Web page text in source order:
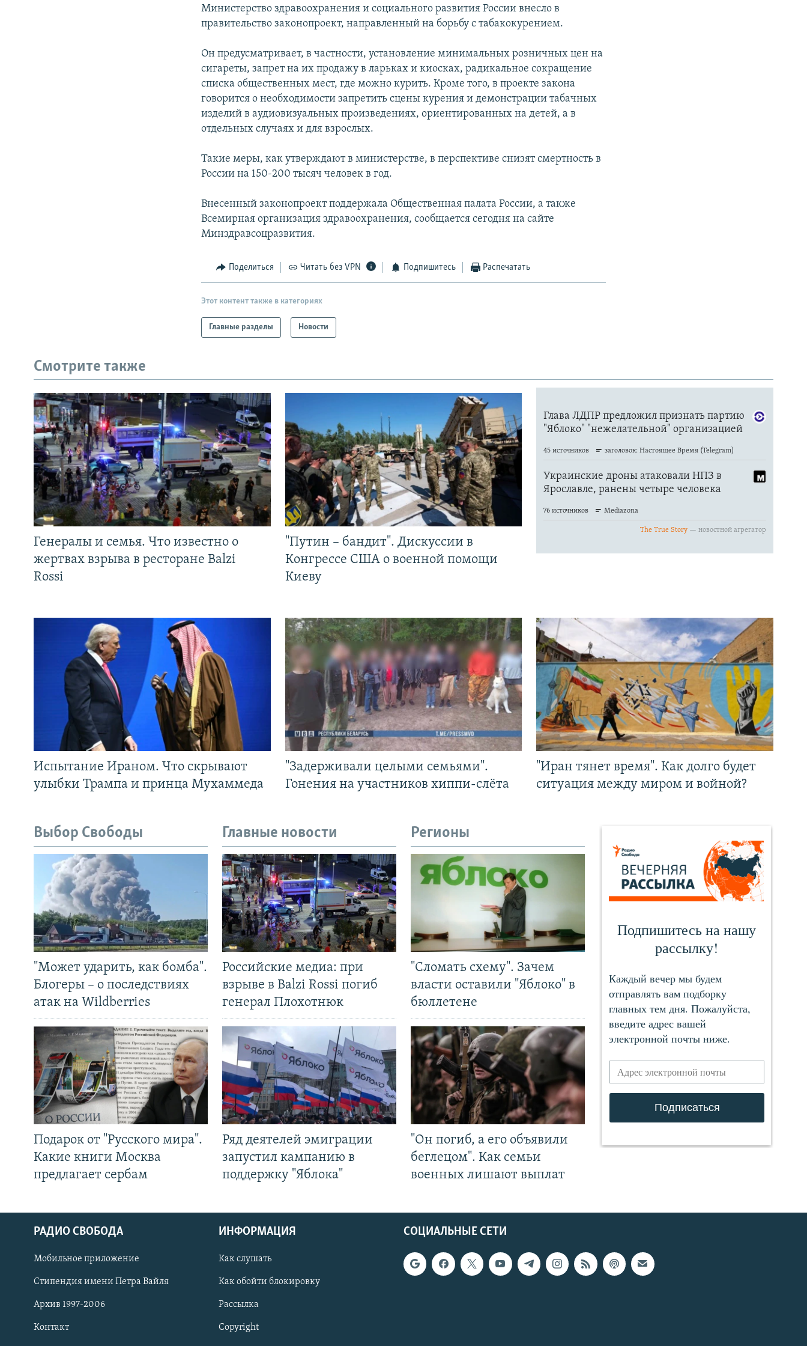
СОЦИАЛЬНЫЕ СЕТИ
Министерство здравоохранения и социального развития России внесло в
правительство законопроект, направленный на борьбу с табакокурением.
Он предусматривает, в частности, установление минимальных розничных цен на
сигареты, запрет на их продажу в ларьках и киосках, радикальное сокращение
списка общественных мест, где можно курить. Кроме того, в проекте закона
говорится о необходимости запретить сцены курения и демонстрации табачных
изделий в аудиовизуальных произведениях, ориентированных на детей, а в
отдельных случаях и для взрослых.
Такие меры, как утверждают в министерстве, в перспективе снизят смертность в
России на 150-200 тысяч человек в год.
Внесенный законопроект поддержала Общественная палата России, а также
Всемирная организация здравоохранения, сообщается сегодня на сайте
Минздравсоцразвития.
Поделиться Читать без VPN Подпишитесь Распечатать
Этот контент также в категориях
Главные разделы Новости
Смотрите также
Генералы и семья. Что известно о
жертвах взрыва в ресторане Balzi
Rossi
"Путин – бандит". Дискуссии в
Конгрессе США о военной помощи
Киеву
Испытание Ираном. Что скрывают
улыбки Трампа и принца Мухаммеда
"Задерживали целыми семьями".
Гонения на участников хиппи-слёта
"Иран тянет время". Как долго будет
ситуация между миром и войной?
Выбор Свободы
"Может ударить, как бомба".
Блогеры – о последствиях
атак на Wildberries
Подарок от "Русского мира".
Какие книги Москва
предлагает сербам
Главные новости
Российские медиа: при
взрыве в Balzi Rossi погиб
генерал Плохотнюк
Ряд деятелей эмиграции
запустил кампанию в
поддержку "Яблока"
Регионы
"Сломать схему". Зачем
власти оставили "Яблоко" в
бюллетене
"Он погиб, а его объявили
беглецом". Как семьи
военных лишают выплат
СОЦИАЛЬНЫЕ СЕТИ
РАДИО СВОБОДА
Мобильное приложение
Стипендия имени Петра Вайля
Архив 1997-2006
Контакт
ИНФОРМАЦИЯ
Как слушать
Как обойти блокировку
Рассылка
Copyright